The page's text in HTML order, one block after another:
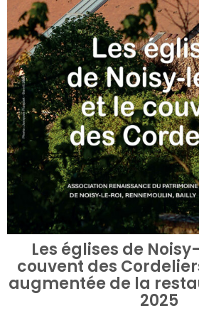
Les églises de
couvent des
augmentée de la
2025